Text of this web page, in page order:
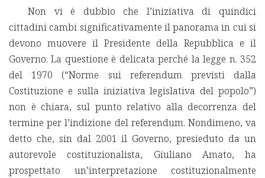
Non vi è dubbio che l’iniziativa di quindici
cittadini cambi significativamente il panorama in cui si
devono muovere il Presidente della Repubblica e il
Governo. La questione è delicata perché la legge n. 352
del 1970 (“Norme sui referendum previsti dalla
Costituzione e sulla iniziativa legislativa del popolo”)
non è chiara, sul punto relativo alla decorrenza del
termine per l’indizione del referendum. Nondimeno, va
detto che, sin dal 2001 il Governo, presieduto da un
autorevole costituzionalista, Giuliano Amato, ha
prospettato un’interpretazione costituzionalmente